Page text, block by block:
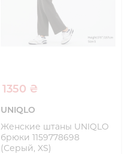
1350 ₴
UNIQLO
Женские штаны UNIQLO
брюки 1159778698
(Серый, XS)